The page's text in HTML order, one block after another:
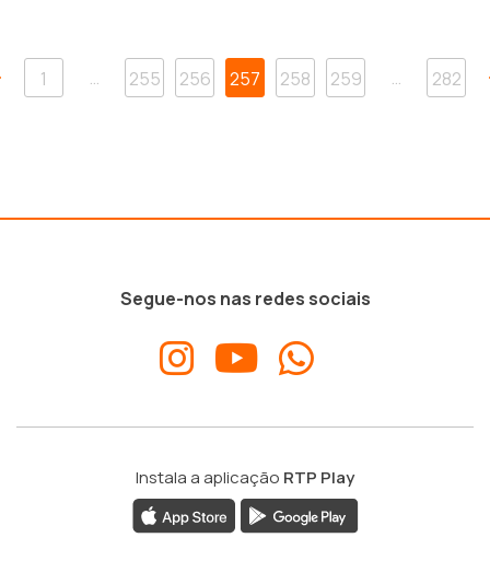
1 … 255 256 257 258 259 … 282
Segue-nos nas redes sociais
Instala a aplicação RTP Play